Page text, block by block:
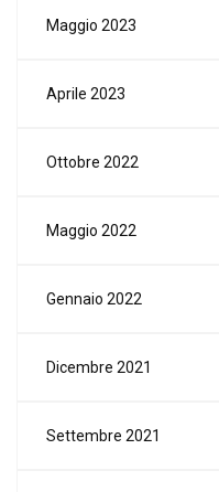
Maggio 2023
Aprile 2023
Ottobre 2022
Maggio 2022
Gennaio 2022
Dicembre 2021
Settembre 2021